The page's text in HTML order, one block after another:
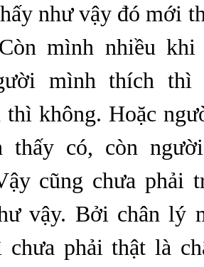
như vậy đó mới
mình nhiều khi
mình thích thì
thì không. Hoặc
thấy có, còn
cũng chưa phải
vậy. Bởi chân lý
chưa phải thật là